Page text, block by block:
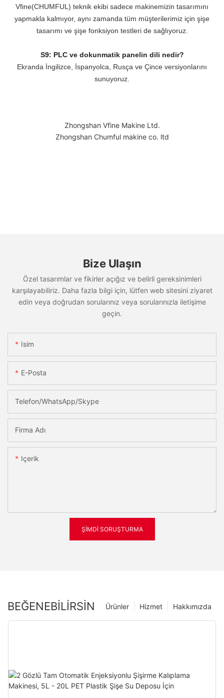
Vfine(CHUMFUL) teknik ekibi sadece makinemizin tasarımını
yapmakla kalmıyor, aynı zamanda tüm müşterilerimiz için şişe
tasarımı ve şişe fonksiyon testleri de sağlıyoruz.
S9: PLC ve dokunmatik panelin dili nedir?
Ekranda İngilizce, İspanyolca, Rusça ve Çince versiyonlarını
sunuyoruz.
Zhongshan Vfine Makine Ltd.
Zhongshan Chumful makine co. ltd
Bize Ulaşın
Özel tasarımlar ve fikirler açığız ve belirli gereksinimleri
karşılayabiliriz. Daha fazla bilgi için, lütfen web sitesini ziyaret
edin veya doğrudan sorularınız veya sorularınızla iletişime
geçin.
Isim
E-Posta
Telefon/WhatsApp/Skype
Firma Adı
Içerik
ŞIMDI SORUŞTURMA
BEĞENEBILIRSIN Hakkımızda
Hizmet
Ürünler